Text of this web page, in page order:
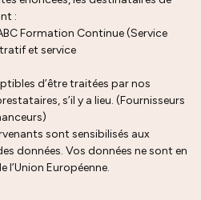
:
Formation Continue (Service
et service
d’être traitées par nos
s’il y a lieu. (Fournisseurs
sont sensibilisés aux
données. Vos données ne sont en
l’Union Européenne.